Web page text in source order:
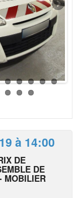
à 14:00
DE
DE
MOBILIER